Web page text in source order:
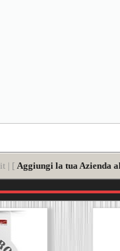
| [ Aggiungi la tua Azienda